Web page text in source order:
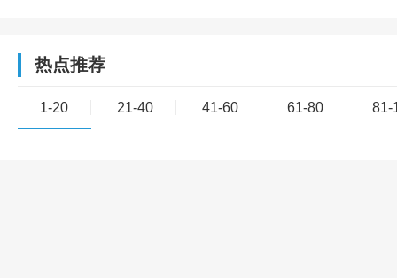
热点推荐
1-20 21-40 41-60 61-80 81-